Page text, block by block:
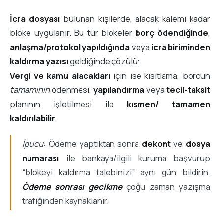
İcra dosyasıbulunan kişilerde, alacak kalemi kadar
bloke uygulanır. Bu tür blokeler borç ödendiğinde,
anlaşma/protokol yapıldığındaveya icra biriminden
kaldırma yazısıgeldiğinde çözülür.
Vergi ve kamu alacakları için ise kısıtlama, borcun
tamamınınödenmesi, yapılandırmaveya tecil-taksit
planının işletilmesi ile kısmen/ tamamen
kaldırılabilir.
İpucu: Ödeme yaptıktan sonra dekontve dosya
numarası ile bankaya/ilgili kuruma başvurup
“blokeyi kaldırma talebinizi” aynı gün bildirin.
Ödeme sonrası gecikmeçoğu zaman yazışma
trafiğinden kaynaklanır.